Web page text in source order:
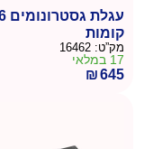
עגלת גסטרונומים 6
קומות
מק”ט: 16462
17 במלאי
₪645